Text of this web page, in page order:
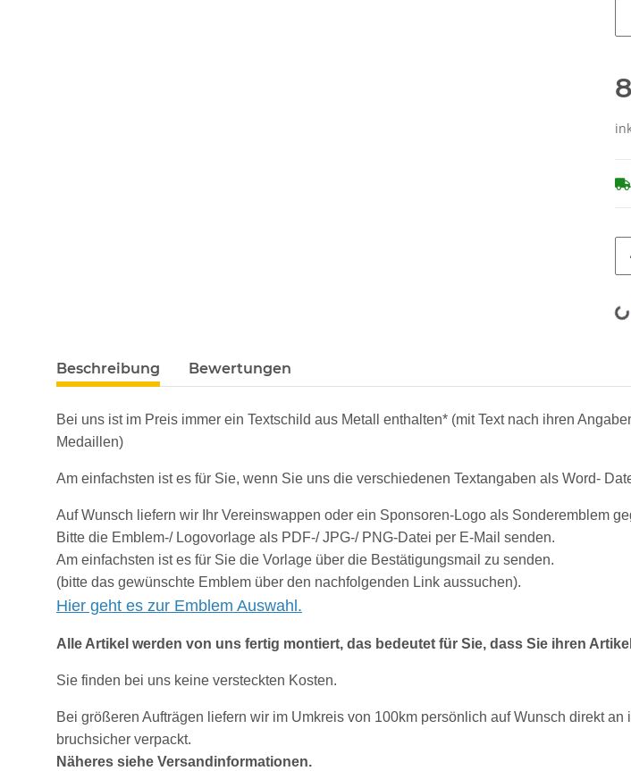
Loading...
Beschreibung Bewertungen
Bei uns ist im Preis immer ein Textschild aus Metall enthalten* (mit Text nach ihren
Medaillen)
Am einfachsten ist es für Sie, wenn Sie uns die verschiedenen Textangaben als Word-
Auf Wunsch liefern wir Ihr Vereinswappen oder ein Sponsoren-Logo als Sonderemblem
Bitte die Emblem-/ Logovorlage als PDF-/ JPG-/ PNG-Datei per E-Mail senden.
Am einfachsten ist es für Sie die Vorlage über die Bestätigungsmail zu senden.
(bitte das gewünschte Emblem über den nachfolgenden Link aussuchen).
Hier geht es zur Emblem Auswahl.
Alle Artikel werden von uns fertig montiert, das bedeutet für Sie, dass Sie ihren
Sie finden bei uns keine versteckten Kosten.
Bei größeren Aufträgen liefern wir im Umkreis von 100km persönlich auf Wunsch direkt
bruchsicher verpackt.
Näheres siehe Versandinformationen.